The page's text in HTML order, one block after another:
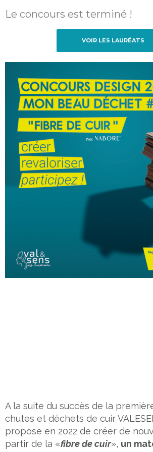
Le concours est terminé !
VOIR LES LAURÉATS
A la suite du succès de la
chutes et déchets de cuir
propose en 2022 de créer de
partir de la «fibre de cuir», un